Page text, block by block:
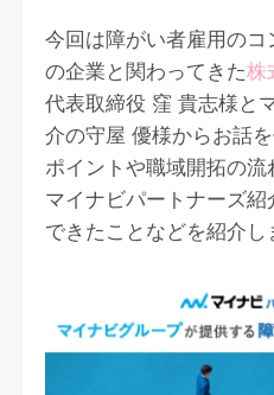
今回は障がい者雇用のコ
の企業と関わってきた株
代表取締役 窪 貴志様と
介の守屋 優様からお話
ポイントや職域開拓の流
マイナビパートナーズ
できたことなどを紹介し